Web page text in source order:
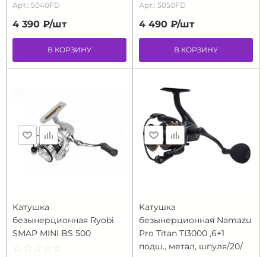
Арт.: 5040FD
4 390 ₽/шт
В КОРЗИНУ
Арт.: 5050FD
4 490 ₽/шт
В КОРЗИНУ
Катушка
безынерционная Ryobi
SMAP MINI BS 500
☆ ☆ ☆ ☆ ☆
★ ★ ★ ★ ★
Катушка
безынерционная Namazu
Pro Titan TI3000 ,6+1
подш., метал, шпуля/20/